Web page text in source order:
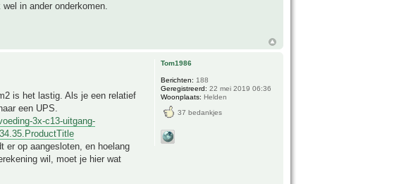
in ander onderkomen.
is het lastig. Als je een relatief
een UPS.
3x-c13-uitgang-
er op aangesloten, en hoelang
wil, moet je hier wat
Tom1986
Berichten: 188
Geregistreerd: 22 mei 2019 06:36
Woonplaats: Helden
37 bedankjes